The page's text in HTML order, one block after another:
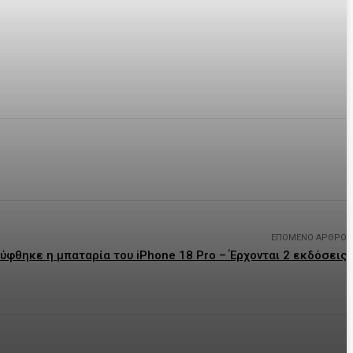
ΕΠΌΜΕΝΟ ΆΡΘΡΟ
η μπαταρία του iPhone 18 Pro – Έρχονται 2 εκδόσεις